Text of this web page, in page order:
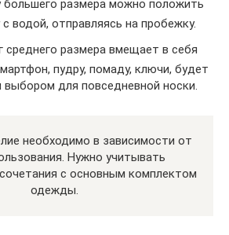
большего размера можно положить
водой, отправляясь на пробежку.
среднего размера вмещает в себя
пудру, помаду, ключи, будет
для повседневной носки.
необходимо в зависимости от
Нужно учитывать
с основным комплектом
одежды.